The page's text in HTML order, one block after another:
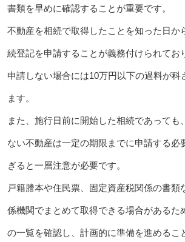
書類を早めに確認することが重要です。
不動産を相続で取得したことを知った日か
続登記を申請することが義務付けられてお
申請しない場合には10万円以下の過料が科
ます。
また、施行日前に開始した相続であっても
ない不動産は一定の期限までに申請する必
ぎると一層注意が必要です。
戸籍謄本や住民票、固定資産税関係の書類
係機関でまとめて取得できる場合があるた
の一覧を確認し、計画的に準備を進めるこ